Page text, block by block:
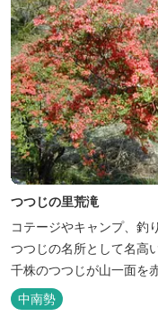
つつじの里荒滝
コテージやキャンプ、釣
つつじの名所として名高
千株のつつじが山一面を
ラストを織り成します。 松阪の観光情報は、松阪観光インフォメー
ションサイト ワクワク
中南勢